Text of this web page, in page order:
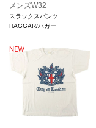
メンズW32
スラックスパンツ
HAGGAR/ハガー